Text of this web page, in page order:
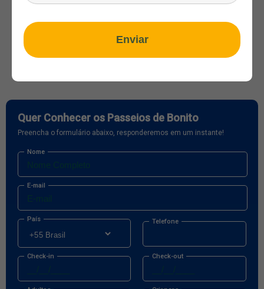
Quer Conhecer os Passeios de Bonito
Preencha o formulário abaixo, responderemos em um instante!
Nome
E-mail
País Telefone
Check-in Check-out
Enviar